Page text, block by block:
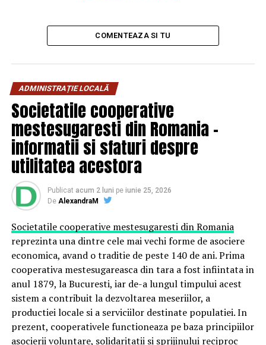
1. Ce sunt accesoriile
le incluzi în strategia ta de
marketing?
Accesoriile promoționale sunt obiecte utile, de calitate,
inscripționate cu identitatea ta vizuală: logo, slogan,
culori sau chiar mesaj de brand. De la pixuri, agende,
genți, până la sticle de apă, umbrele și gadgeturi tech –
opțiunile sunt nelimitate.
Dar de ce funcționează?
Pentru că au unimpact emoțional. O cană cu logo-ul
firmei tale ajunge pe biroul clientului tău. O geantă cu
brandingul tău însoțește un partener de afaceri într-o
călătorie. Obiectele promoționale devin astfelextensii
fizice ale brandului tău, care trăiesc dincolo de
bannere și reclame online.
Avantaje:
COMENTEAZA SI TU
ADMINISTRAȚIE LOCALĂ
Societatile cooperative
mestesugaresti din Romania –
informatii si sfaturi despre
utilitatea acestora
Publicat acum 2 luni pe iunie 25, 2026
De AlexandraM
Societatile cooperative mestesugaresti din Romania
reprezinta una dintre cele mai vechi forme de asociere
economica, avand o traditie de peste 140 de ani. Prima
cooperativa mestesugareasca din tara a fost infiintata in
anul 1879, la Bucuresti, iar de-a lungul timpului acest
sistem a contribuit la dezvoltarea meseriilor, a
productiei locale si a serviciilor destinate populatiei. In
prezent, cooperativele functioneaza pe baza principiilor
asocierii voluntare, solidaritatii si sprijinului reciproc